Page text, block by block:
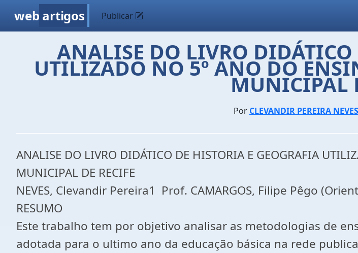
web artigos Publicar
ANALISE DO LIVRO
UTILIZADO NO 5º ANO DO
MUNICIPAL
Por CLEVANDIR PEREIRA NEVES
ANALISE DO LIVRO DIDÁTICO DE HISTORIA E GEOGRAFIA
MUNICIPAL DE RECIFE
NEVES, Clevandir Pereira1 Prof. CAMARGOS, Filipe Pêgo
RESUMO
Este trabalho tem por objetivo analisar as metodologias de
adotada para o ultimo ano da educação básica na rede